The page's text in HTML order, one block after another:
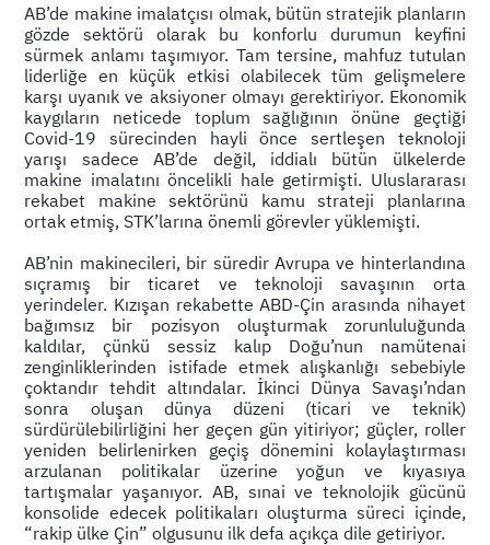
AB’de makine imalatçısı olmak, bütün stratejik planların
gözde sektörü olarak bu konforlu durumun keyfini
sürmek anlamı taşımıyor. Tam tersine, mahfuz tutulan
liderliğe en küçük etkisi olabilecek tüm gelişmelere
karşı uyanık ve aksiyoner olmayı gerektiriyor. Ekonomik
kaygıların neticede toplum sağlığının önüne geçtiği
Covid-19 sürecinden hayli önce sertleşen teknoloji
yarışı sadece AB’de değil, iddialı bütün ülkelerde
makine imalatını öncelikli hale getirmişti. Uluslararası
rekabet makine sektörünü kamu strateji planlarına
ortak etmiş, STK’larına önemli görevler yüklemişti.
AB’nin makinecileri, bir süredir Avrupa ve hinterlandına
sıçramış bir ticaret ve teknoloji savaşının orta
yerindeler. Kızışan rekabette ABD-Çin arasında nihayet
bağımsız bir pozisyon oluşturmak zorunluluğunda
kaldılar, çünkü sessiz kalıp Doğu’nun namütenai
zenginliklerinden istifade etmek alışkanlığı sebebiyle
çoktandır tehdit altındalar. İkinci Dünya Savaşı’ndan
sonra oluşan dünya düzeni (ticari ve teknik)
sürdürülebilirliğini her geçen gün yitiriyor; güçler, roller
yeniden belirlenirken geçiş dönemini kolaylaştırması
arzulanan politikalar üzerine yoğun ve kıyasıya
tartışmalar yaşanıyor. AB, sınai ve teknolojik gücünü
konsolide edecek politikaları oluşturma süreci içinde,
“rakip ülke Çin” olgusunu ilk defa açıkça dile getiriyor.